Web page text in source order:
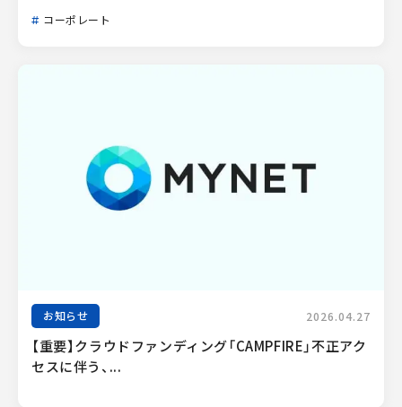
コーポレート
お知らせ 2026.04.27
【重要】クラウドファンディング「CAMPFIRE」不正アク
セスに伴う、...